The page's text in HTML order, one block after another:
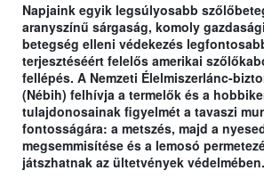
Napjaink egyik legsúlyosabb
aranyszínű sárgaság, komoly
betegség elleni védekezés
terjesztéséért felelős amerikai
fellépés. A Nemzeti Élelmiszerlánc-
(Nébih) felhívja a termelők és a
tulajdonosainak figyelmét a tavaszi
fontosságára: a metszés, majd a
megsemmisítése és a lemosó
játszhatnak az ültetvények védelmében.